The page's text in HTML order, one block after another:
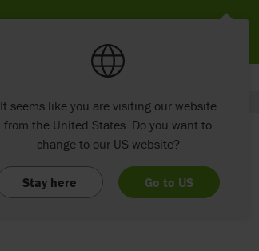
It seems like you are visiting our website
from the United States. Do you want to
change to our US website?
Stay here Go to US